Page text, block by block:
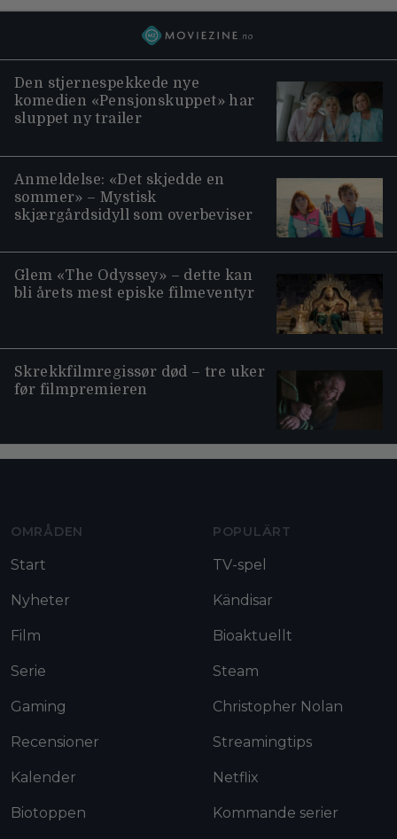
Den stjernespekkede nye
komedien «Pensjonskuppet» har
sluppet ny trailer
Anmeldelse: «Det skjedde en
sommer» – Mystisk
skjærgårdsidyll som overbeviser
Glem «The Odyssey» – dette kan
bli årets mest episke filmeventyr
Skrekkfilmregissør død – tre uker
før filmpremieren
OMRÅDEN
Start
Nyheter
Film
Serie
Gaming
Recensioner
Kalender
Biotoppen
POPULÄRT
TV-spel
Kändisar
Bioaktuellt
Steam
Christopher Nolan
Streamingtips
Netflix
Kommande serier